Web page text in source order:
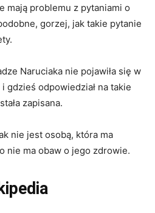
mają problemu z pytaniami o
gorzej, jak takie pytanie
Naruciaka nie pojawiła się w
gdzieś odpowiedział na takie
zapisana.
nie jest osobą, która ma
nie ma obaw o jego zdrowie.